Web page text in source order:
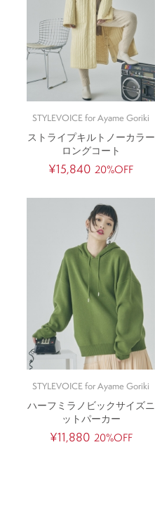
STYLEVOICE for Ayame Goriki
ストライプキルトノーカラー
ロングコート
¥15,840 20%OFF
STYLEVOICE for Ayame Goriki
ハーフミラノビックサイズニ
ットパーカー
¥11,880 20%OFF